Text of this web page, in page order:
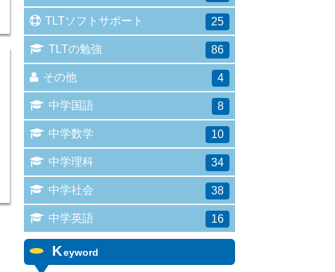
TLTソフトサポート 25
TLTの勉強 86
その他 4
中学国語 8
中学数学 10
中学理科 34
中学社会 38
中学英語 16
Keyword